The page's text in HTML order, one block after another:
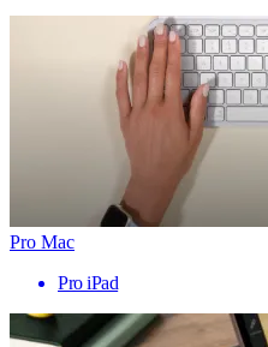
Pro Mac
Pro iPad